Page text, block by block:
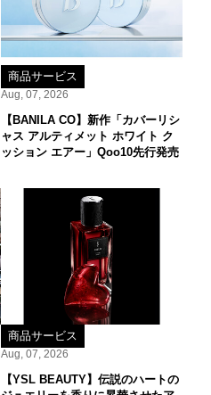
商品サービス
Aug, 07, 2026
【BANILA CO】新作「カバーリシ
ャス アルティメット ホワイト ク
ッション エアー」Qoo10先行発売
商品サービス
Aug, 07, 2026
【YSL BEAUTY】伝説のハートの